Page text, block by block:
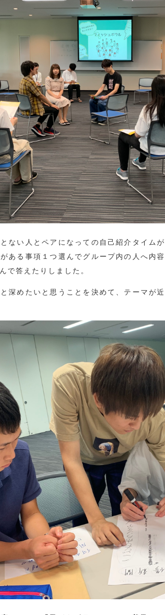
ない人とペアになっての自己紹介タイム
ある事項１つ選んでグループ内の人へ内
で答えたりしました。
深めたいと思うことを決めて、テーマが